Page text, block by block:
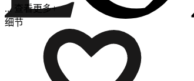
... 查看更多+
细节